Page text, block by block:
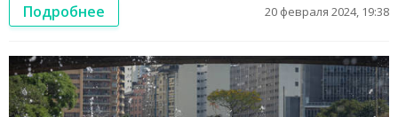
Подробнее 20 февраля 2024, 19:38